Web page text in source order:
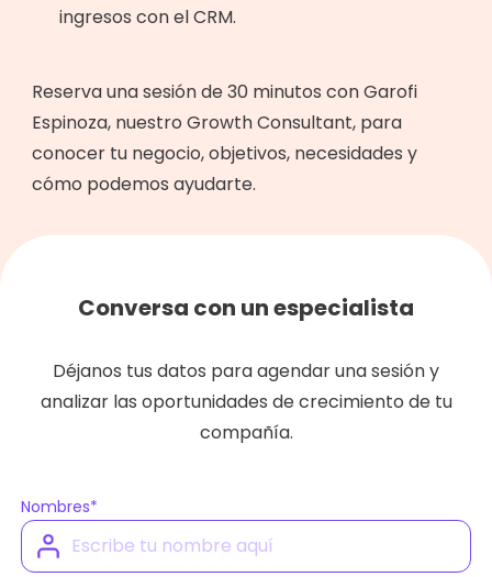
ingresos con el CRM.
Reserva una sesión de 30 minutos con Garofi
Espinoza, nuestro Growth Consultant, para
conocer tu negocio, objetivos, necesidades y
cómo podemos ayudarte.
Conversa con un especialista
Déjanos tus datos para agendar una sesión y
analizar las oportunidades de crecimiento de tu
compañía.
Nombres*